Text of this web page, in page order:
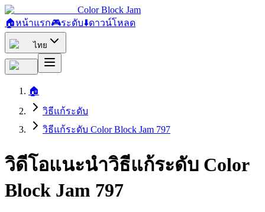
Color Block Jam
🏠หน้าแรก🎮ระดับ⬇️ดาวน์โหลด
ไทย
🏠
วิธีแก้ระดับ
วิธีแก้ระดับ Color Block Jam 797
วิดีโอแนะนำวิธีแก้ระดับ Color
Block Jam 797